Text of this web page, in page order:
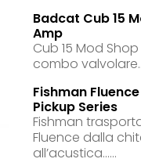
Badcat Cub 15
Amp
Cub 15 Mod
combo
Fishman
Pickup Series
Fishman
Fluence dalla
all’acustica......